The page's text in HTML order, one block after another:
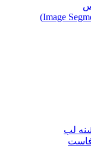
لب
فاست